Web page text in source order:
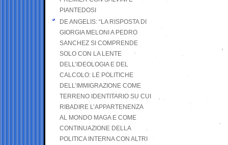
PIANTEDOSI
DE ANGELIS: “LA RISPOSTA DI
GIORGIA MELONI A PEDRO
SANCHEZ SI COMPRENDE
SOLO CON LA LENTE
DELL’IDEOLOGIA E DEL
CALCOLO: LE POLITICHE
DELL’IMMIGRAZIONE COME
TERRENO IDENTITARIO SU CUI
RIBADIRE L’APPARTENENZA
AL MONDO MAGA E COME
CONTINUAZIONE DELLA
POLITICA INTERNA CON ALTRI